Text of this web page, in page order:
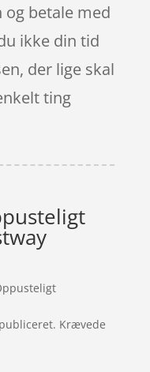
betale med
ikke din tid
der lige skal
ting
Krævede